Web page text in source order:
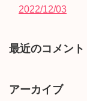
2022/12/03
最近のコメント
アーカイブ